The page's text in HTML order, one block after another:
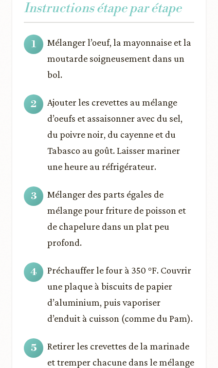
Instructions étape par étape
Mélanger l’oeuf, la mayonnaise et la
moutarde soigneusement dans un
bol.
Ajouter les crevettes au mélange
d’oeufs et assaisonner avec du sel,
du poivre noir, du cayenne et du
Tabasco au goût. Laisser mariner
une heure au réfrigérateur.
Mélanger des parts égales de
mélange pour friture de poisson et
de chapelure dans un plat peu
profond.
Préchauffer le four à 350 °F. Couvrir
une plaque à biscuits de papier
d’aluminium, puis vaporiser
d’enduit à cuisson (comme du Pam).
Retirer les crevettes de la marinade
et tremper chacune dans le mélange